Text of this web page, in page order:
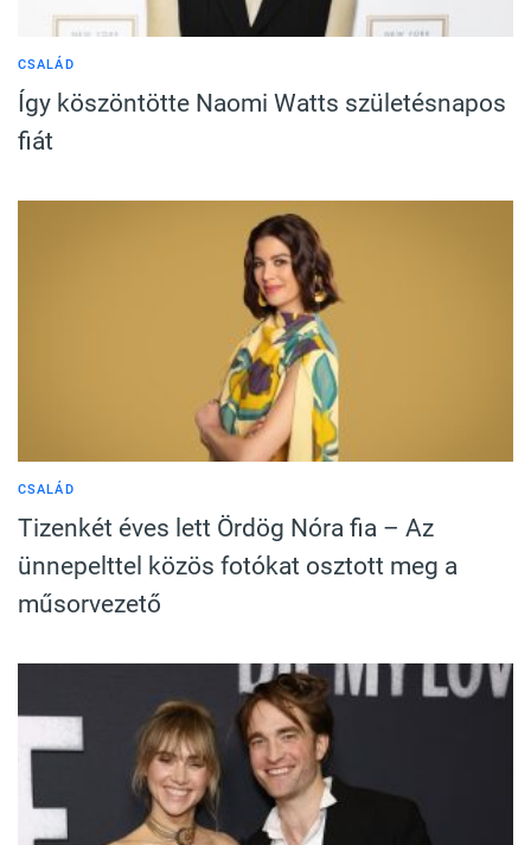
CSALÁD
Így köszöntötte Naomi Watts születésnapos
fiát
CSALÁD
Tizenkét éves lett Ördög Nóra fia – Az
ünnepelttel közös fotókat osztott meg a
műsorvezető